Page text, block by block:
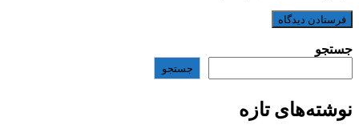
جستجو
جستجو
نوشته‌های تازه